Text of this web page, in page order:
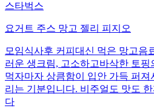
스타벅스
요거트 주스 망고 젤리 피지오
모임식사후 커피대신 먹은 망고음
러운 생크림, 고소하고바삭한 토
먹자마자 상큼함이 입안 가득 퍼
리는 기분입니다. 비주얼도 맛도
다